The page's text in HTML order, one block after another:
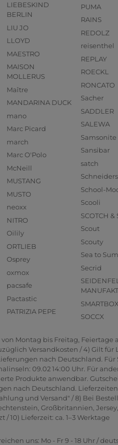
LIEBESKIND
BERLIN
LIU JO
LLOYD
MAESTRO
MAISON
MOLLERUS
Maître
MANDARINA DUCK
mano
Marc Picard
march
Marc O'Polo
McNeill
MUSTANG
MUSTO
neoxx
NITRO
Oilily
ORTLIEB
Osprey
oxmox
pacsafe
Pactastic
PATRIZIA PEPE
PUMA
RAINS
REDOLZ
reisenthel
REPLAY
ROECKL
RONCATO
Sacher
SADDLER
SALEWA
Samsonite
Sansibar
satch
Schneiders
School-
Scooli
SCOTCH &
Scout
Scouty
Sea to
Secrid
SMARTBOX
SOCCX
Montag bis Freitag, Feiertage
Versandkosten / 4) Gilt
nach Deutschland. Für
09.02 14:00 Uhr. Für
Produkte anwendbar.
nach Deutschland.
und Versand" / 8) Bei
Großbritannien, Jersey,
10) Lieferzeit: ca. 1–3 Werktage
uns: Mo - Fr 9 - 18 Uhr /